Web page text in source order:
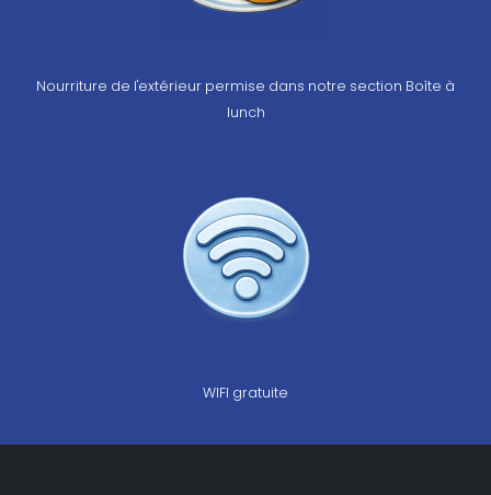
Nourriture de l'extérieur permise dans notre section Boîte à
lunch
WIFI gratuite